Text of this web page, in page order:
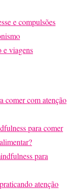
e compulsões
e viagens
comer com atenção
para comer
para
atenção